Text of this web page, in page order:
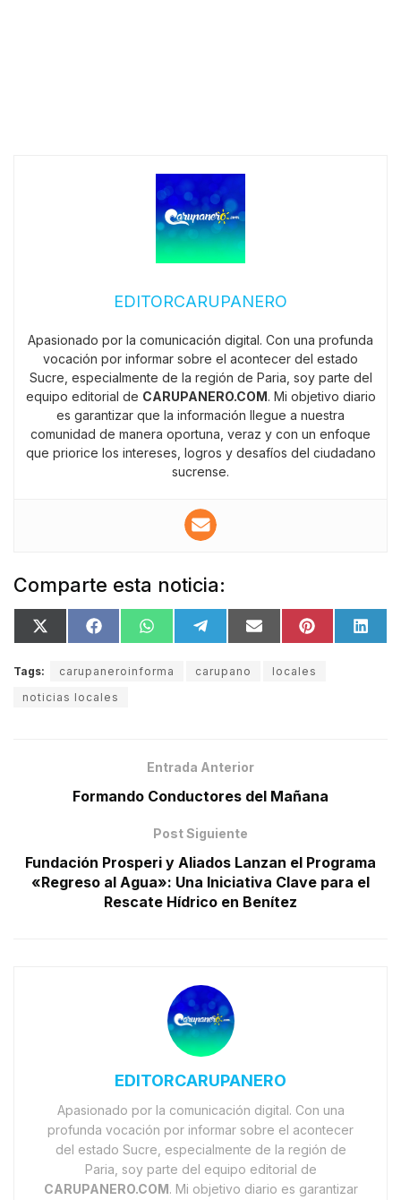
EDITORCARUPANERO
Apasionado por la comunicación digital. Con una profunda
vocación por informar sobre el acontecer del estado
Sucre, especialmente de la región de Paria, soy parte del
equipo editorial de CARUPANERO.COM. Mi objetivo diario
es garantizar que la información llegue a nuestra
comunidad de manera oportuna, veraz y con un enfoque
que priorice los intereses, logros y desafíos del ciudadano
sucrense.
Comparte esta noticia:
Tags: carupaneroinforma carupano
locales
noticias locales
Entrada Anterior
Formando Conductores del Mañana
Post Siguiente
Fundación Prosperi y Aliados Lanzan el Programa
«Regreso al Agua»: Una Iniciativa Clave para el
Rescate Hídrico en Benítez
EDITORCARUPANERO
Apasionado por la comunicación digital. Con una
profunda vocación por informar sobre el acontecer
del estado Sucre, especialmente de la región de
Paria, soy parte del equipo editorial de
CARUPANERO.COM. Mi objetivo diario es garantizar